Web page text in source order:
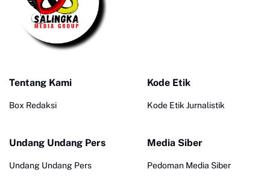
Tentang Kami
Box Redaksi
Kode Etik
Kode Etik Jurnalistik
Undang Undang Pers
Undang Undang Pers
Media Siber
Pedoman Media Siber